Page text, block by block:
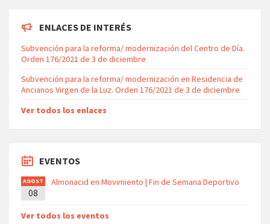
ENLACES DE INTERÉS
Subvención para la reforma/ modernización del Centro de Día.
Orden 176/2021 de 3 de diciembre
Subvención para la reforma/ modernización en Residencia de
Ancianos Virgen de la Luz. Orden 176/2021 de 3 de diciembre
Ver todos los enlaces
EVENTOS
AGOST
O
08
Almonacid en Movimiento | Fin de Semana Deportivo
Ver todos los eventos